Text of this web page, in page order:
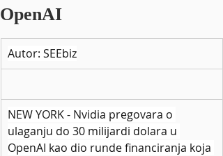
OpenAI
Autor: SEEbiz
NEW YORK - Nvidia pregovara o
ulaganju do 30 milijardi dolara u
OpenAI kao dio runde financiranja koja